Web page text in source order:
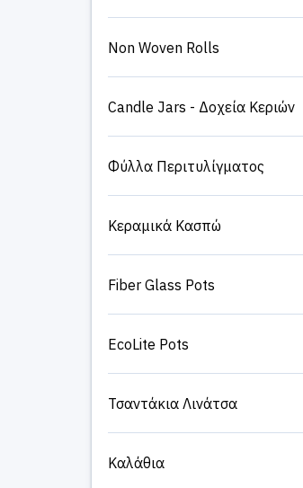
Non Woven Rolls
Candle Jars - Δοχεία Κεριών
Φύλλα Περιτυλίγματος
Κεραμικά Κασπώ
Fiber Glass Pots
EcoLite Pots
Τσαντάκια Λινάτσα
Καλάθια